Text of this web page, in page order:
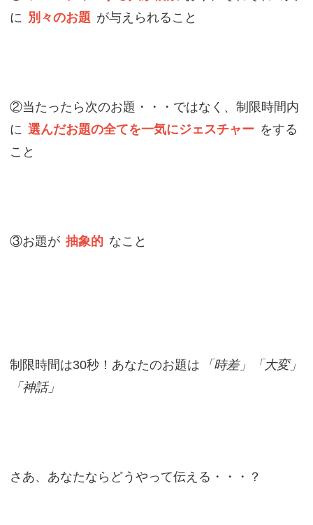
に 別々のお題 が与えられること
②当たったら次のお題・・・ではなく、制限時間内
に 選んだお題の全てを一気にジェスチャー をする
こと
③お題が 抽象的 なこと
制限時間は30秒！あなたのお題は
「時差」「大変」
「神話」
さあ、あなたならどうやって伝える・・・？